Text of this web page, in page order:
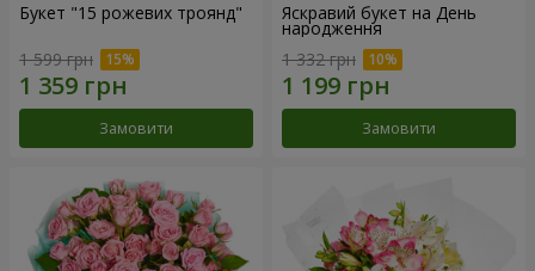
Букет "15 рожевих троянд"
1 599 грн
Замовити
Яскравий букет на День
народження
1 332 грн
Замовити